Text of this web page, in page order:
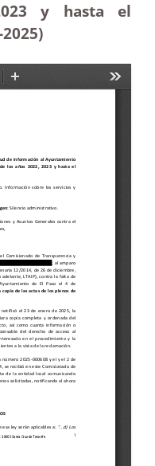
y hasta el
)